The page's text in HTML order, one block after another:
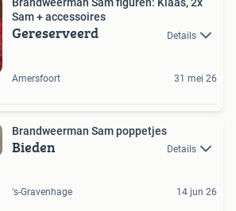
Brandweerman Sam figuren: Klaas, 2x
Sam + accessoires
Gereserveerd Details
Amersfoort 31 mei 26
Brandweerman Sam poppetjes
Bieden Details
's-Gravenhage 14 jun 26